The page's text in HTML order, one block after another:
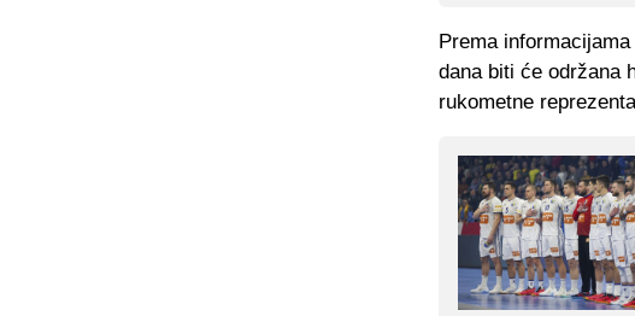
Prema
dana biti će održana
rukometne